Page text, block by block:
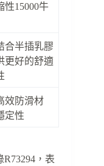
性15000牛
合半插乳膠
更好的舒適
效防滑材
定性
，表